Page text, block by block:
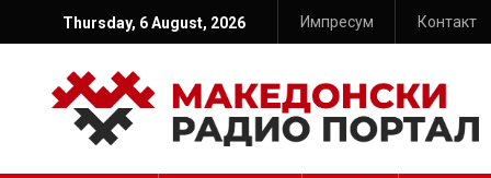
Thursday, 6 August, 2026 Импресум Контакт